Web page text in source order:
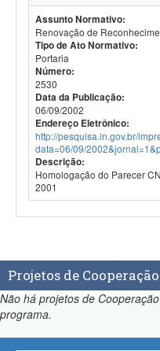
Assunto Normativo:
Renovação de
Tipo de Ato Normativo:
Portaria
Número:
2530
Data da Publicação:
06/09/2002
Endereço Eletrônico:
http://pesquisa.in.gov.br/
data=06/09/
Descrição:
Homologação do Parecer
2001
Projetos de
Não há projetos de
programa.